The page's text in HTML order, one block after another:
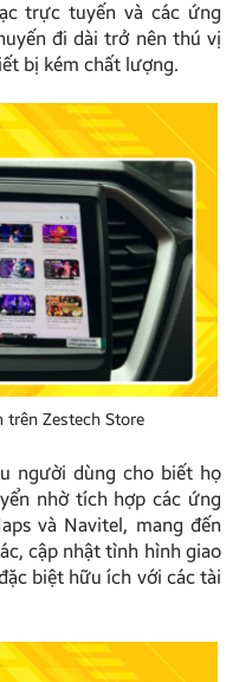
trực tuyến và các ứng
đi dài trở nên thú vị
bị kém chất lượng.
Zestech Store
người dùng cho biết họ
nhờ tích hợp các ứng
và Navitel, mang đến
cập nhật tình hình giao
biệt hữu ích với các tài